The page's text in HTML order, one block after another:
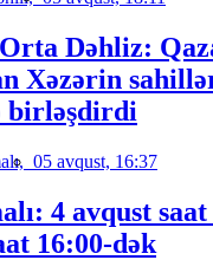
Dəhliz:
Xəzərin
birləşdirdi
05 avqust, 16:37
4 avqust
16:00-dək